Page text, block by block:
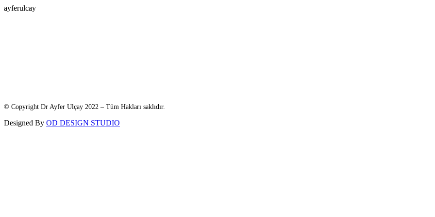
ayferulcay
© Copyright Dr Ayfer Ulçay 2022 – Tüm Hakları saklıdır.
Designed By OD DESIGN STUDIO